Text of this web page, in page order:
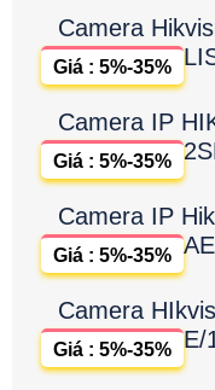
Camera
Giá : 5%-35%
Camera IP
Giá : 5%-35%
Camera IP
Giá : 5%-35%
Camera
E/
Giá : 5%-35%